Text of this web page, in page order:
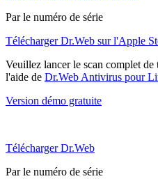
Par le numéro de série
Télécharger Dr.Web sur l'Apple
Veuillez lancer le scan complet de
l'aide de Dr.Web Antivirus pour
Version démo gratuite
Télécharger Dr.Web
Par le numéro de série